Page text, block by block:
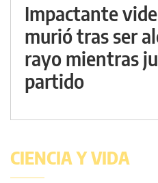
Impactante
murió tras ser
rayo mientras
partido
CIENCIA Y VIDA